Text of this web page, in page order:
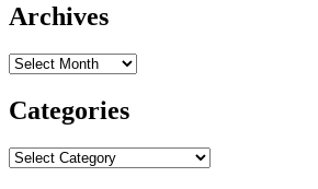
Archives
Archives
Categories
Categories